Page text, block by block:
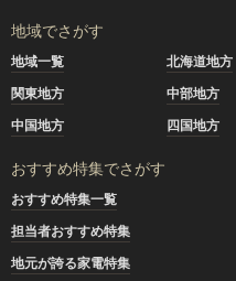
地域でさがす
地域一覧 北海道地方
関東地方
中部地方
中国地方
四国地方
おすすめ特集でさがす
おすすめ特集一覧
担当者おすすめ特集
地元が誇る家電特集